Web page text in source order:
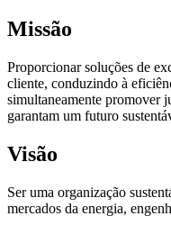
Missão
Proporcionar soluções de
cliente, conduzindo à
simultaneamente promover
garantam um futuro
Visão
Ser uma organização
mercados da energia,